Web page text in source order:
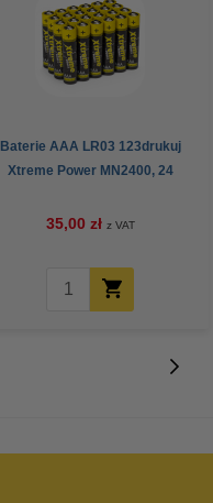
Baterie AAA LR03 123drukuj
Xtreme Power MN2400, 24
35,00 zł z VAT